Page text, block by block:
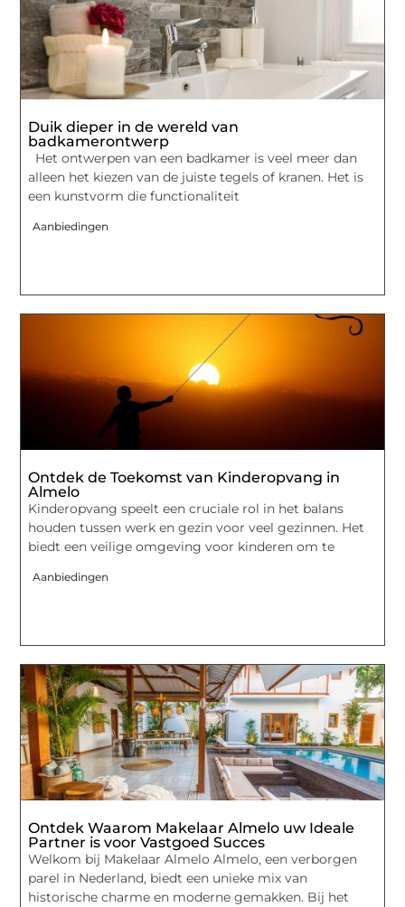
Duik dieper in de wereld van
badkamerontwerp
Het ontwerpen van een badkamer is veel meer dan
alleen het kiezen van de juiste tegels of kranen. Het is
een kunstvorm die functionaliteit
Aanbiedingen
Ontdek de Toekomst van Kinderopvang in
Almelo
Kinderopvang speelt een cruciale rol in het balans
houden tussen werk en gezin voor veel gezinnen. Het
biedt een veilige omgeving voor kinderen om te
Aanbiedingen
Ontdek Waarom Makelaar Almelo uw Ideale
Partner is voor Vastgoed Succes
Welkom bij Makelaar Almelo Almelo, een verborgen
parel in Nederland, biedt een unieke mix van
historische charme en moderne gemakken. Bij het